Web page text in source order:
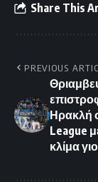
Share This
PREVIOUS
Ηρακλή
League
κλίμα